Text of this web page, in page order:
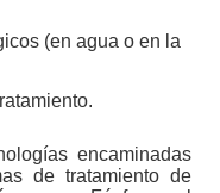
(en agua o en la
encaminadas
de tratamiento de